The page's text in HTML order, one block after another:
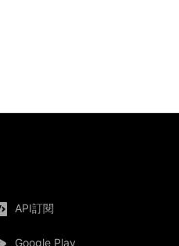
API訂閱
Google Play